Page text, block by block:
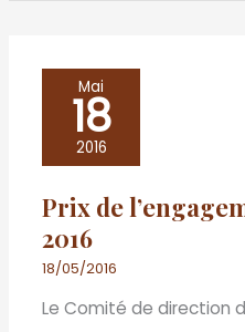
Mai
18
2016
Prix de
2016
18/05/2016
Le Comité de direction de
l’engagement
2016